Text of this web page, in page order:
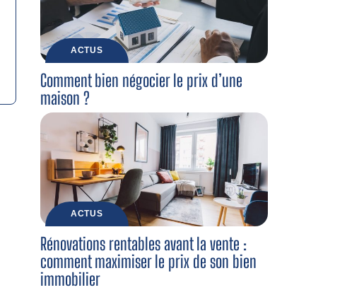
ACTUS
Comment bien négocier le prix d’une
maison ?
ACTUS
Rénovations rentables avant la vente :
comment maximiser le prix de son bien
immobilier